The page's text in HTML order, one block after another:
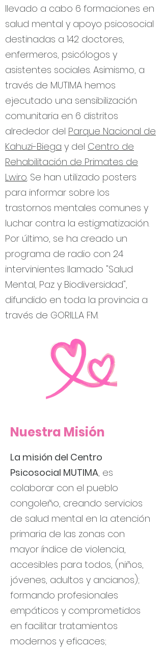
llevado a cabo 6 formaciones en
salud mental y apoyo psicosocial
destinadas a 142 doctores,
enfermeros, psicólogos y
asistentes sociales. Asimismo, a
través de MUTIMA hemos
ejecutado una sensibilización
comunitaria en 6 distritos
alrededor del Parque Nacional de
Kahuzi-Biega y del Centro de
Rehabilitación de Primates de
Lwiro. Se han utilizado posters
para informar sobre los
trastornos mentales comunes y
luchar contra la estigmatización.
Por último, se ha creado un
programa de radio con 24
intervinientes llamado "Salud
Mental, Paz y Biodiversidad",
difundido en toda la provincia a
través de GORILLA FM.
Nuestra Misión
La misión del Centro
Psicosocial MUTIMA, es
colaborar con el pueblo
congoleño, creando servicios
de salud mental en la atención
primaria de las zonas con
mayor índice de violencia,
accesibles para todos, (niños,
jóvenes, adultos y ancianos);
formando profesionales
empáticos y comprometidos
en facilitar tratamientos
modernos y eficaces;